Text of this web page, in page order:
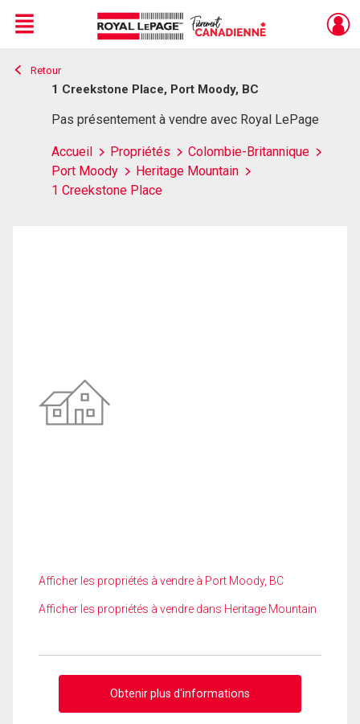
Live
En Direct
Menu
Retour
1 Creekstone Place, Port Moody, BC
Pas présentement à vendre avec Royal LePage
Accueil Propriétés
Colombie-Britannique
Port Moody
Heritage Mountain
1 Creekstone Place
Afficher les propriétés à vendre à Port Moody, BC
Afficher les propriétés à vendre dans Heritage Mountain
Obtenir plus d'informations